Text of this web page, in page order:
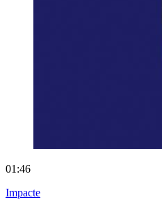
01:46
Impacte